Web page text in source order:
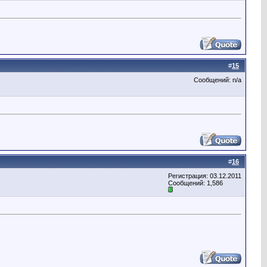
#15
Сообщений: n/a
#16
Регистрация: 03.12.2011
Сообщений: 1,586